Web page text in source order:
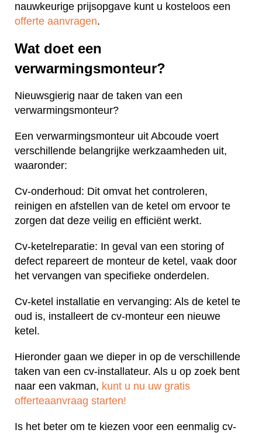
nauwkeurige prijsopgave kunt u kosteloos een
offerte aanvragen.
Wat doet een
verwarmingsmonteur?
Nieuwsgierig naar de taken van een
verwarmingsmonteur?
Een verwarmingsmonteur uit Abcoude voert
verschillende belangrijke werkzaamheden uit,
waaronder:
Cv-onderhoud: Dit omvat het controleren,
reinigen en afstellen van de ketel om ervoor te
zorgen dat deze veilig en efficiënt werkt.
Cv-ketelreparatie: In geval van een storing of
defect repareert de monteur de ketel, vaak door
het vervangen van specifieke onderdelen.
Cv-ketel installatie en vervanging: Als de ketel te
oud is, installeert de cv-monteur een nieuwe
ketel.
Hieronder gaan we dieper in op de verschillende
taken van een cv-installateur. Als u op zoek bent
naar een vakman, kunt u nu uw gratis
offerteaanvraag starten!
Is het beter om te kiezen voor een eenmalig cv-